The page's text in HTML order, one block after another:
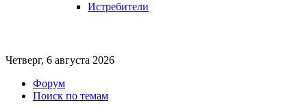
Истребители
Четверг, 6 августа 2026
Форум
Поиск по темам